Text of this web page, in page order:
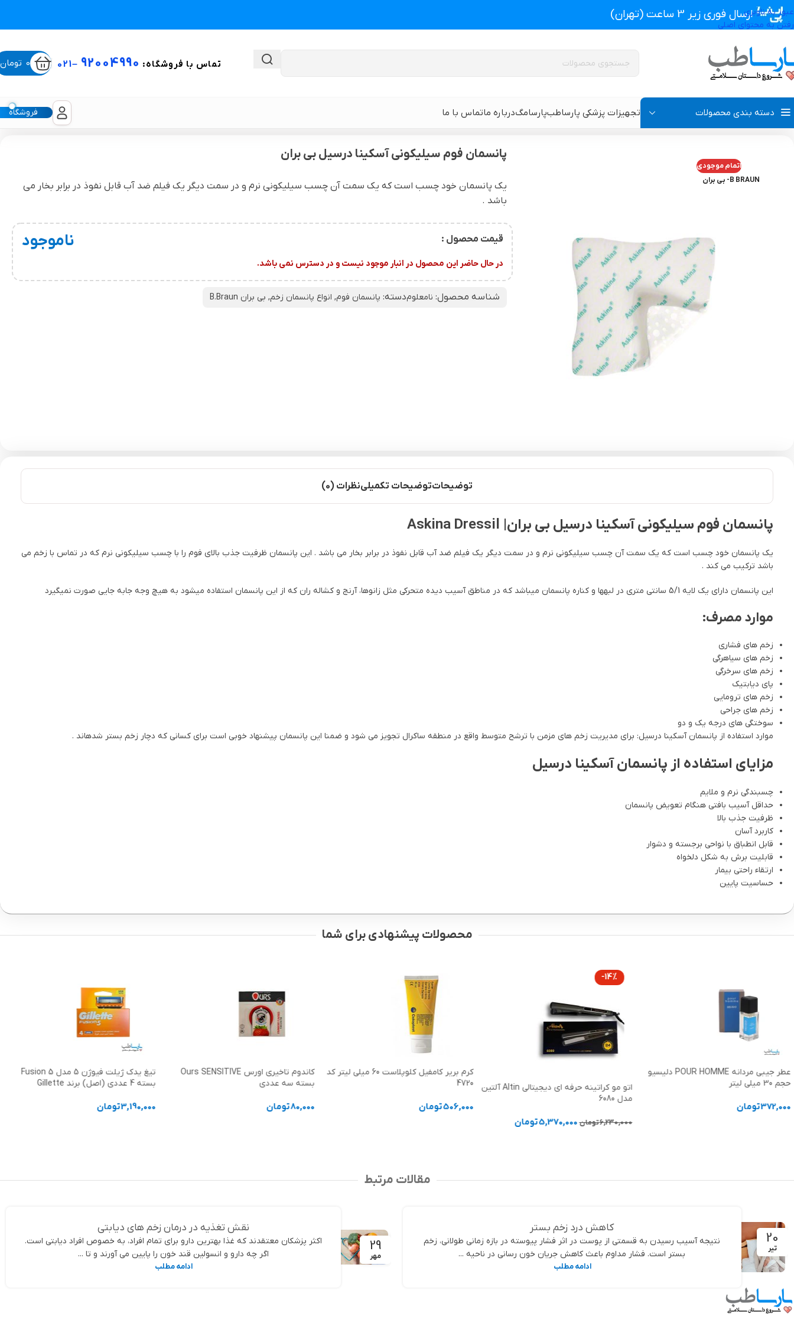
عبور به ناوبری
رفتن به محتوای اصلی
ارسال فوری زیر 3 ساعت (تهران)
تماس با فروشگاه: 92004990
–
021
0 تومان
دسته بندی محصولات
پروتز اکسترنال و سوتین پروتز دار
گن لاغری و گن بعد از زایمان
گن تزریق چربی و پروتز باسن
گن ژنیکوماستی سینه آقایان
تجهیزات پزشکی پارساطبپارسامگدرباره ماتماس با ما فروشگاه
تجهیزات پزشکی پارساطب انواع پانسمان زخم> پانسمان فوم> پانسمان فوم سیلیکونی آسکینا درسیل بی بران
اتمام موجودی
B BRAUN- بی بران
پانسمان فوم سیلیکونی آسکینا درسیل بی بران
یک پانسمان خود چسب است که یک سمت آن چسب سیلیکونی نرم و در سمت دیگر یک فیلم ضد آب قابل نفوذ در برابر بخار می
باشد .
قیمت محصول : ناموجود
در حال حاضر این محصول در انبار موجود نیست و در دسترس نمی باشد.
شناسه محصول: نامعلومدسته: پانسمان فوم, انواع پانسمان زخم, بی بران B.Braun
توضیحاتتوضیحات تکمیلینظرات (0)
پانسمان فوم سیلیکونی آسکینا درسیل بی بران| Askina Dressil
یک پانسمان خود چسب است که یک سمت آن چسب سیلیکونی نرم و در سمت دیگر یک فیلم ضد آب قابل نفوذ در برابر بخار می باشد . این پانسمان ظرفیت جذب بالای فوم را با چسب سیلیکونی نرم که در تماس با زخم می
باشد ترکیب می کند .
این پانسمان دارای یک لایه 5/1 سانتی متری در لبه­ها و کناره پانسمان می­باشد که در مناطق آسیب دیده متحرکی مثل زانوها، آرنج و کشاله ران که از این پانسمان استفاده می­شود به هیچ وجه جابه جایی صورت نمی­گیرد
موارد مصرف:
زخم های فشاری
زخم های سیاهرگی
زخم های سرخرگی
پای دیابتیک
زخم های ترومایی
زخم های جراحی
سوختگی های درجه یک و دو
موارد استفاده از پانسمان آسکینا درسیل: برای مدیریت زخم های مزمن با ترشح متوسط واقع در منطقه ساکرال تجویز می شود و ضمنا این پانسمان پیشنهاد خوبی است برای کسانی که دچار زخم بستر شده­اند .
مزایای استفاده از پانسمان آسکینا درسیل
چسبندگی نرم و ملایم
حداقل آسیب بافتی هنگام تعویض پانسمان
ظرفیت جذب بالا
کاربرد آسان
قابل انطباق با نواحی برجسته و دشوار
قابلیت برش به شکل دلخواه
ارتقاء راحتی بیمار
حساسیت پایین
محصولات پیشنهادی برای شما
عطر جیبی مردانه POUR HOMME دلیسیو
حجم 30 میلی لیتر
372,000تومان
-14%
اتو مو کراتینه حرفه ای دیجیتالی Altin آلتین
مدل 6080
6,230,000تومان 5,370,000تومان
کرم بریر کامفیل کلوپلاست 60 میلی لیتر کد
4720
506,000تومان
کاندوم تاخیری اورس Ours SENSITIVE
بسته سه عددی
80,000تومان
تیغ یدک ژیلت فیوژن 5 مدل Fusion 5
بسته 4 عددی (اصل) برند Gillette
3,190,000تومان
مقالات مرتبط
20
تیر
کاهش درد زخم بستر
نتیجه آسیب رسیدن به قسمتی از پوست در اثر فشار پیوسته در بازه زمانی طولانی، زخم
بستر است. فشار مداوم باعث کاهش جریان خون رسانی در ناحیه ...
ادامه مطلب
29
مهر
نقش تغذیه در درمان زخم های دیابتی
اکثر پزشکان معتقدند که غذا بهترین دارو برای تمام افراد، به خصوص افراد دیابتی است.
اگر چه دارو و انسولین قند خون را پایین می آورند و تا ...
ادامه مطلب